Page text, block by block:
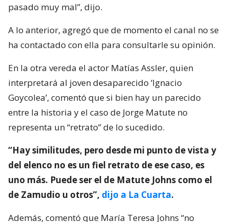
pasado muy mal”, dijo.
A lo anterior, agregó que de momento el canal no se
ha contactado con ella para consultarle su opinión.
En la otra vereda el actor Matías Assler, quien
interpretará al joven desaparecido ‘Ignacio
Goycolea’, comentó que si bien hay un parecido
entre la historia y el caso de Jorge Matute no
representa un “retrato” de lo sucedido.
“Hay similitudes, pero desde mi punto de vista y
del elenco no es un fiel retrato de ese caso, es
uno más. Puede ser el de Matute Johns como el
de Zamudio u otros”, dijo a La Cuarta.
Además, comentó que María Teresa Johns “no